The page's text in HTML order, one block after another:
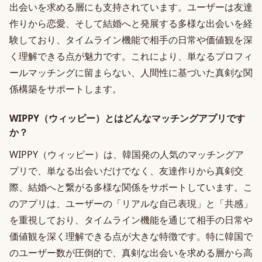
出会いを求める層にも支持されています。ユーザーは友達
作りから恋愛、そして結婚へと発展する多様な出会いを経
験しており、タイムライン機能で相手の日常や価値観を深
く理解できる点が魅力です。これにより、単なるプロフィ
ールマッチングに留まらない、人間性に基づいた真剣な関
係構築をサポートします。
WIPPY（ウィッピー）とはどんなマッチングアプリです
か？
WIPPY（ウィッピー）は、韓国発の人気のマッチングア
プリで、単なる出会いだけでなく、友達作りから真剣交
際、結婚へと繋がる多様な関係をサポートしています。こ
のアプリは、ユーザーの「リアルな自己表現」と「共感」
を重視しており、タイムライン機能を通じて相手の日常や
価値観を深く理解できる点が大きな特徴です。特に韓国で
のユーザー数が圧倒的で、真剣な出会いを求める層から高